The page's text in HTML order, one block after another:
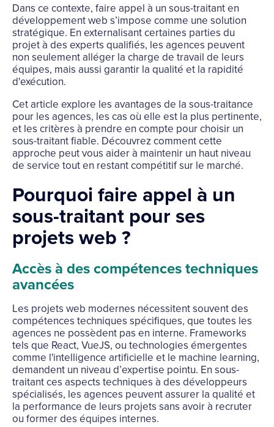
Dans ce contexte, faire appel à un sous-traitant en
développement web s’impose comme une solution
stratégique. En externalisant certaines parties du
projet à des experts qualifiés, les agences peuvent
non seulement alléger la charge de travail de leurs
équipes, mais aussi garantir la qualité et la rapidité
d'exécution.
Cet article explore les avantages de la sous-traitance
pour les agences, les cas où elle est la plus pertinente,
et les critères à prendre en compte pour choisir un
sous-traitant fiable. Découvrez comment cette
approche peut vous aider à maintenir un haut niveau
de service tout en restant compétitif sur le marché.
Pourquoi faire appel à un
sous-traitant pour ses
projets web ?
Accès à des compétences techniques
avancées
Les projets web modernes nécessitent souvent des
compétences techniques spécifiques, que toutes les
agences ne possèdent pas en interne. Frameworks
tels que React, VueJS, ou technologies émergentes
comme l'intelligence artificielle et le machine learning,
demandent un niveau d’expertise pointu. En sous-
traitant ces aspects techniques à des développeurs
spécialisés, les agences peuvent assurer la qualité et
la performance de leurs projets sans avoir à recruter
ou former des équipes internes.